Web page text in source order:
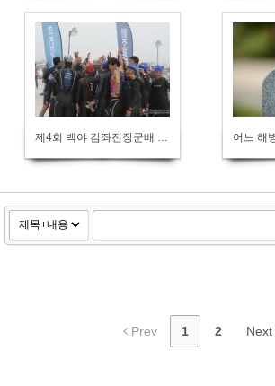
제4회 백야 김좌진장군배 트라이애슬론대회
Prev 1 2 Next